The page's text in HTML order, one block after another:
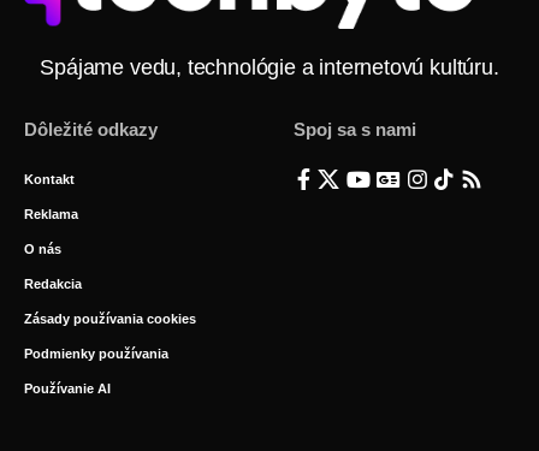
Spájame vedu, technológie a internetovú kultúru.
Dôležité odkazy
Kontakt
Reklama
O nás
Redakcia
Zásady používania cookies
Podmienky používania
Používanie AI
Spoj sa s nami